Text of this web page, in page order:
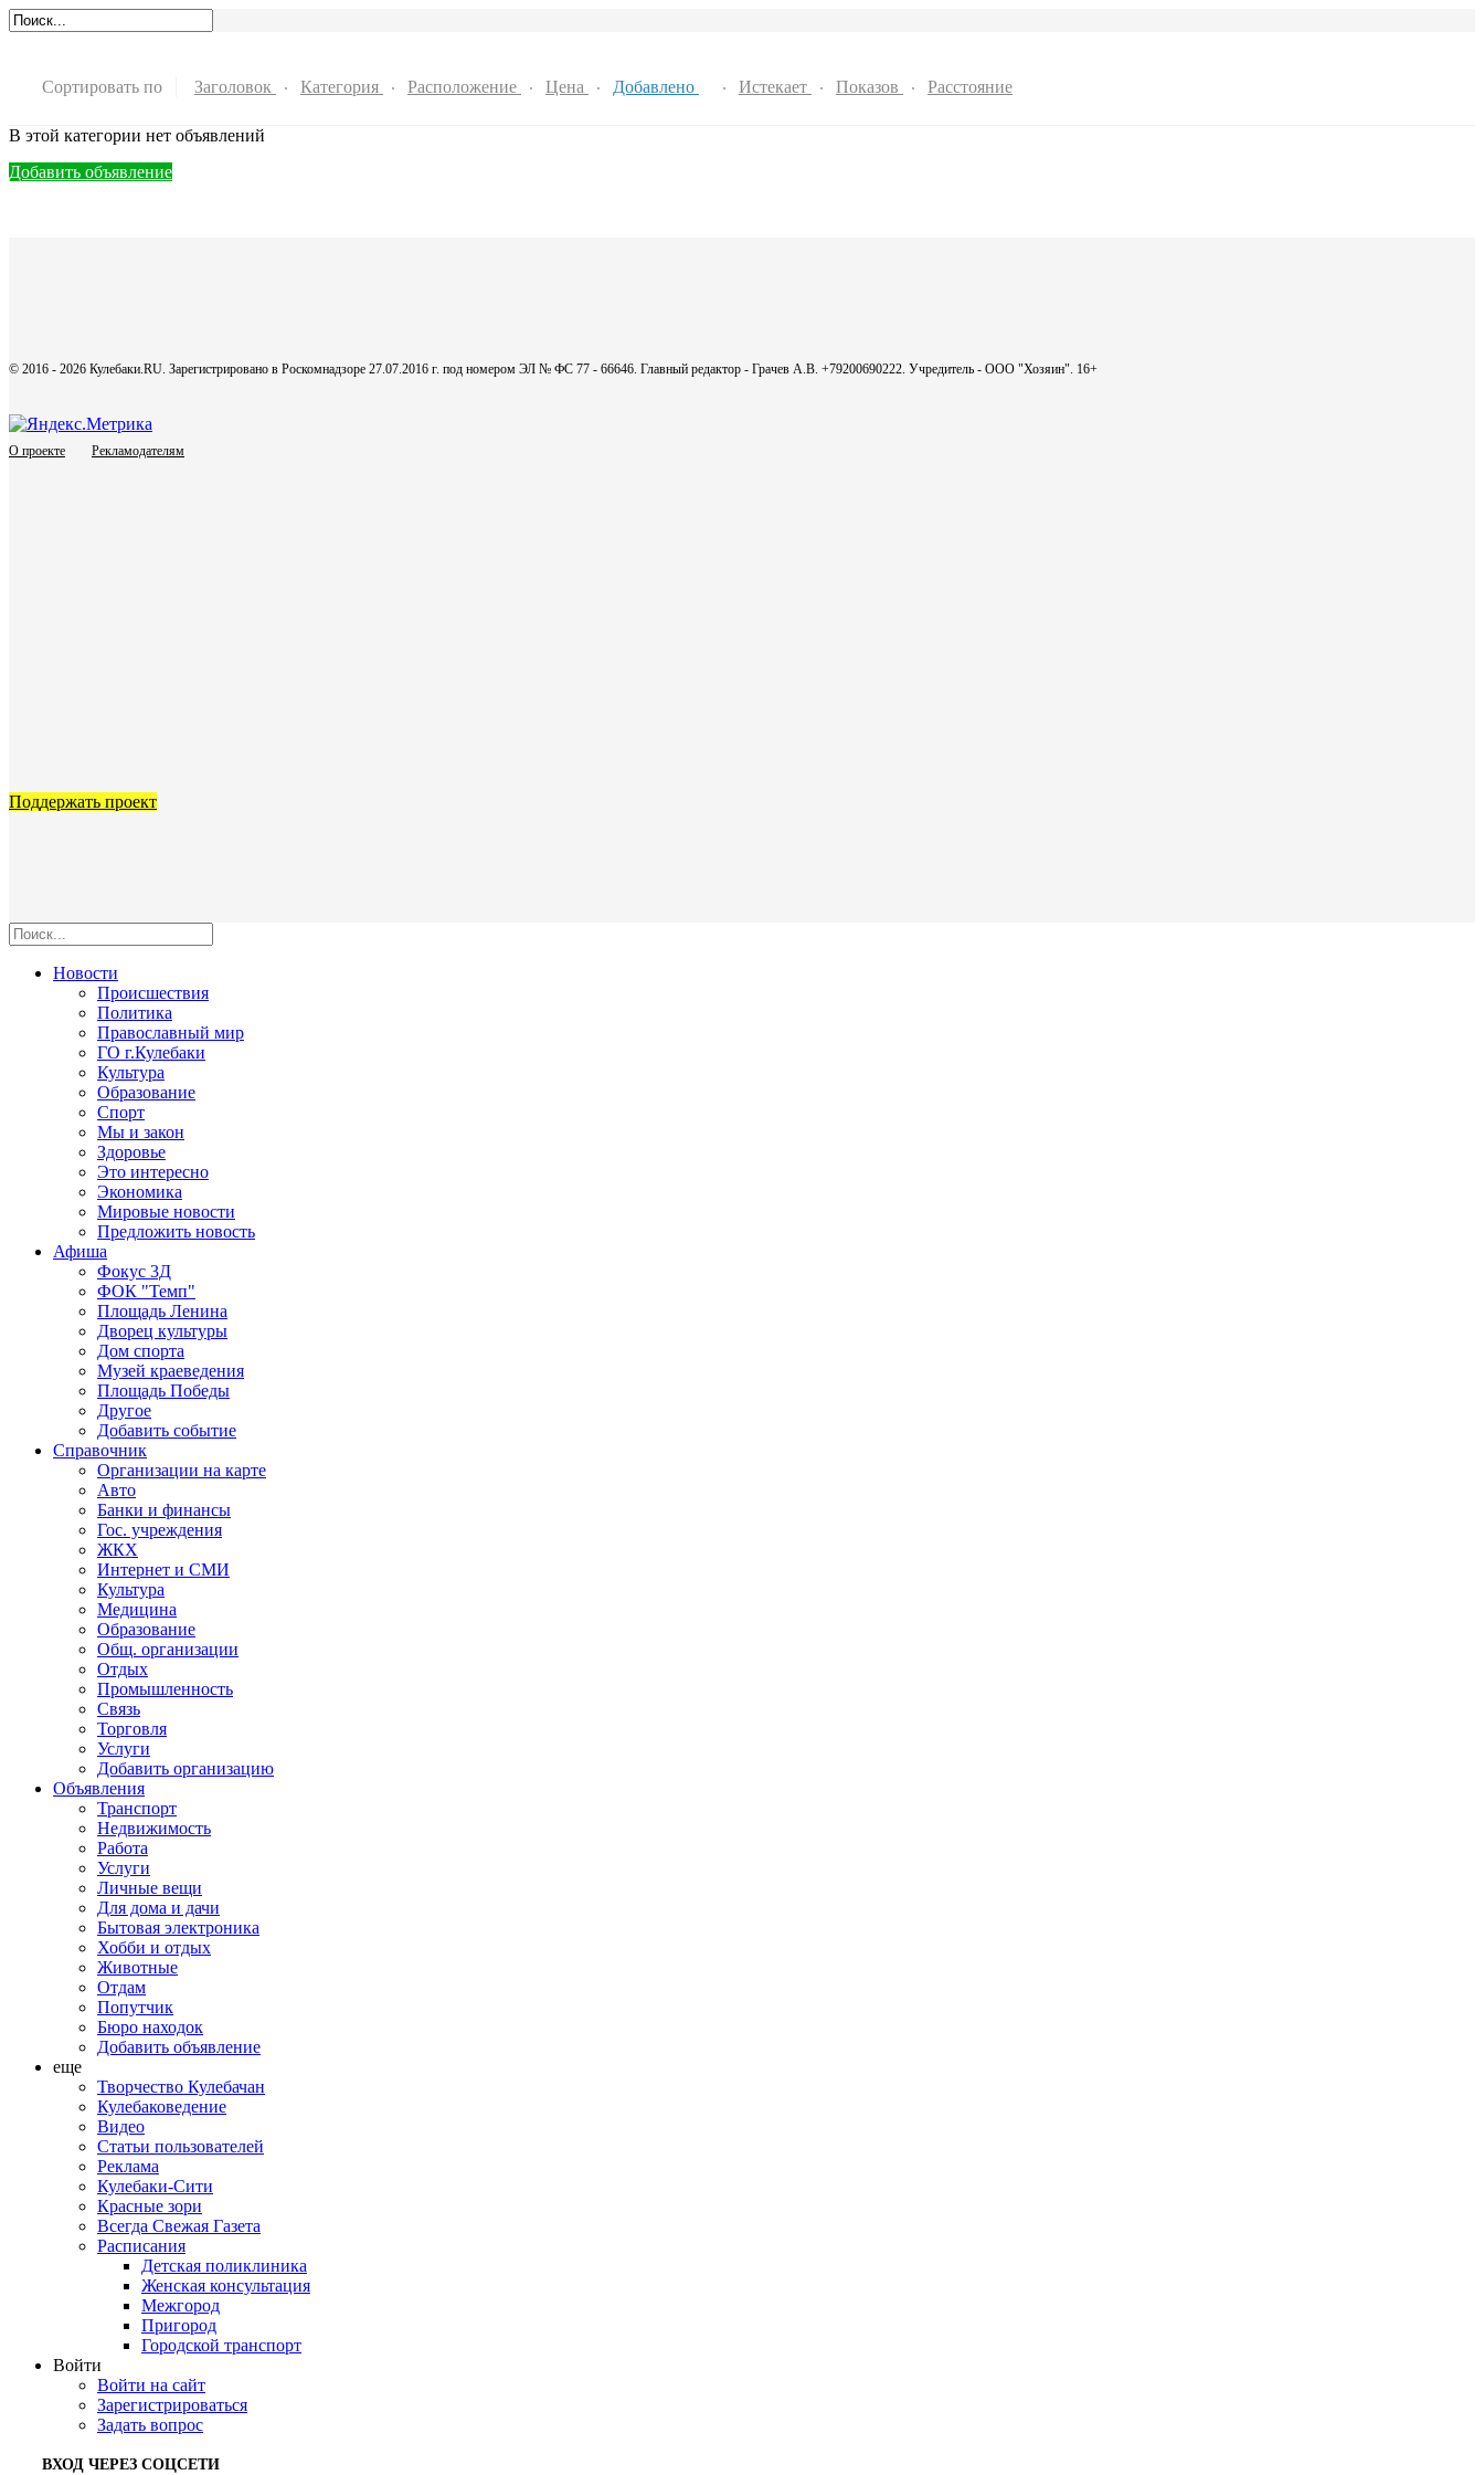
Сортировать по Заголовок Категория Расположение Цена Добавлено Истекает Показов Расстояние
В этой категории нет объявлений
Добавить объявление
© 2016 - 2026 Кулебаки.RU. Зарегистрировано в Роскомнадзоре 27.07.2016 г. под номером ЭЛ № ФС 77 - 66646. Главный редактор - Грачев А.В. +79200690222. Учредитель - ООО "Хозяин". 16+
О проекте Рекламодателям
Поддержать проект
Новости
Происшествия
Политика
Православный мир
ГО г.Кулебаки
Культура
Образование
Спорт
Мы и закон
Здоровье
Это интересно
Экономика
Мировые новости
Предложить новость
Афиша
Фокус 3Д
ФОК "Темп"
Площадь Ленина
Дворец культуры
Дом спорта
Музей краеведения
Площадь Победы
Другое
Добавить событие
Справочник
Организации на карте
Авто
Банки и финансы
Гос. учреждения
ЖКХ
Интернет и СМИ
Культура
Медицина
Образование
Общ. организации
Отдых
Промышленность
Связь
Торговля
Услуги
Добавить организацию
Объявления
Транспорт
Недвижимость
Работа
Услуги
Личные вещи
Для дома и дачи
Бытовая электроника
Хобби и отдых
Животные
Отдам
Попутчик
Бюро находок
Добавить объявление
еще
Творчество Кулебачан
Кулебаковедение
Видео
Статьи пользователей
Реклама
Кулебаки-Сити
Красные зори
Всегда Свежая Газета
Расписания
Детская поликлиника
Женская консультация
Межгород
Пригород
Городской транспорт
Войти
Войти на сайт
Зарегистрироваться
Задать вопрос
ВХОД ЧЕРЕЗ СОЦСЕТИ